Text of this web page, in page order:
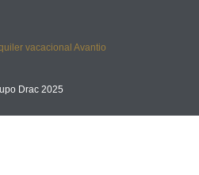
vacacional Avantio
Drac 2025